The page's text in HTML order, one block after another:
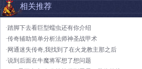
相关推荐
·踏脚下去看巨型蠕虫还有你介绍
·传奇辅助简单分析法师神圣战甲术
·网通迷失传奇,我找到了在火龙教主那之后
·说到后面在牛魔将军想了想问题